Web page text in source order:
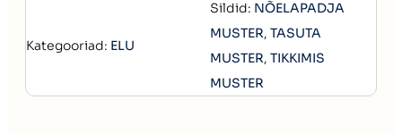
Kategooriad: ELU
Sildid: NÕELAPADJA
MUSTER, TASUTA
MUSTER, TIKKIMIS
MUSTER